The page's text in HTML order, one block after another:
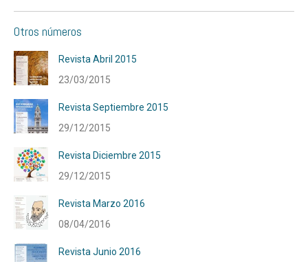
Otros números
Revista Abril 2015
23/03/2015
Revista Septiembre 2015
29/12/2015
Revista Diciembre 2015
29/12/2015
Revista Marzo 2016
08/04/2016
Revista Junio 2016